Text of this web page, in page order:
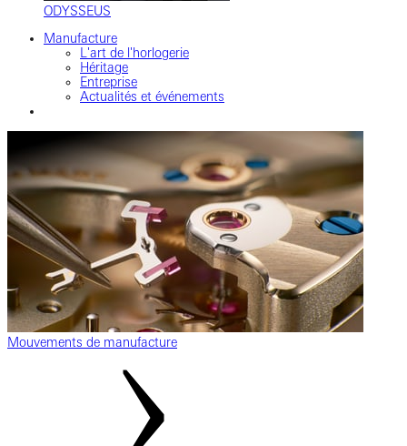
ODYSSEUS
Manufacture
L'art de l'horlogerie
Héritage
Entreprise
Actualités et événements
Mouvements de manufacture